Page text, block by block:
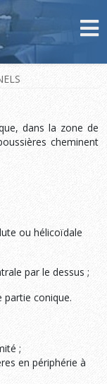
dans la zone de
cheminent
ou hélicoïdale
par le dessus ;
partie conique.
;
en périphérie à